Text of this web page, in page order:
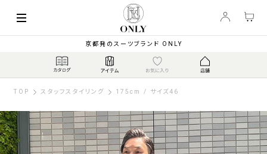
京都発のスーツブランド ONLY
TOP スタッフスタイリング 175cm / サイズ46